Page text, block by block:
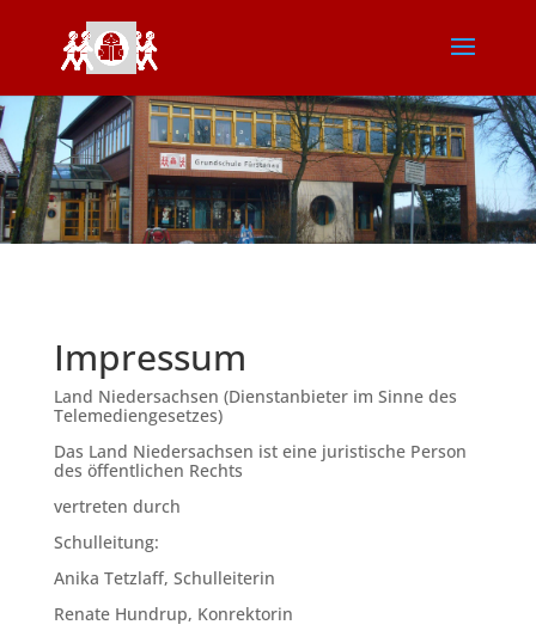
Impressum
Land Niedersachsen (Dienstanbieter im Sinne des
Telemediengesetzes)
Das Land Niedersachsen ist eine juristische Person
des öffentlichen Rechts
vertreten durch
Schulleitung:
Anika Tetzlaff, Schulleiterin
Renate Hundrup, Konrektorin